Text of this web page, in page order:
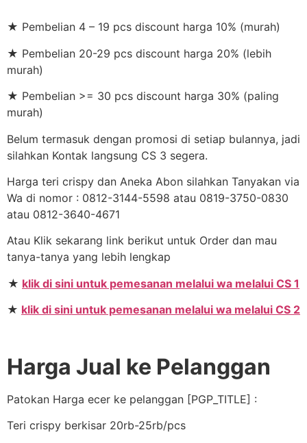
★ Pembelian 4 – 19 pcs discount harga 10% (murah)
★ Pembelian 20-29 pcs discount harga 20% (lebih
murah)
★ Pembelian >= 30 pcs discount harga 30% (paling
murah)
Belum termasuk dengan promosi di setiap bulannya, jadi
silahkan Kontak langsung CS 3 segera.
Harga teri crispy dan Aneka Abon silahkan Tanyakan via
Wa di nomor : 0812-3144-5598 atau 0819-3750-0830
atau 0812-3640-4671
Atau Klik sekarang link berikut untuk Order dan mau
tanya-tanya yang lebih lengkap
★ klik di sini untuk pemesanan melalui wa melalui CS 1
★ klik di sini untuk pemesanan melalui wa melalui CS 2
Harga Jual ke Pelanggan
Patokan Harga ecer ke pelanggan [PGP_TITLE] :
Teri crispy berkisar 20rb-25rb/pcs